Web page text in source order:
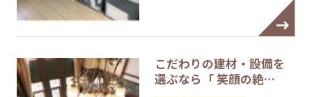
こだわりの建材・設備を
選ぶなら「 笑顔の絶…